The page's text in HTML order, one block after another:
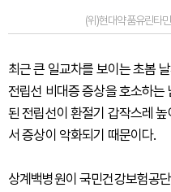
(위)현대약품유린타
최근 큰 일교차를 보이는 초봄
전립선 비대증 증상을 호소하는
된 전립선이 환절기 갑작스레
서 증상이 악화되기 때문이다.
상계백병원이 국민건강보험공